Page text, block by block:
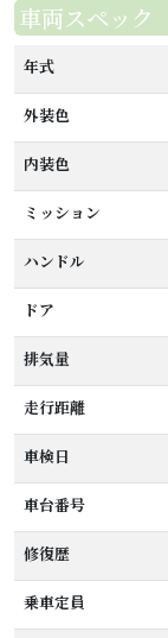
車両スペック
年式
外装色
内装色
ミッション
ハンドル
ドア
排気量
走行距離
車検日
車台番号
修復歴
乗車定員